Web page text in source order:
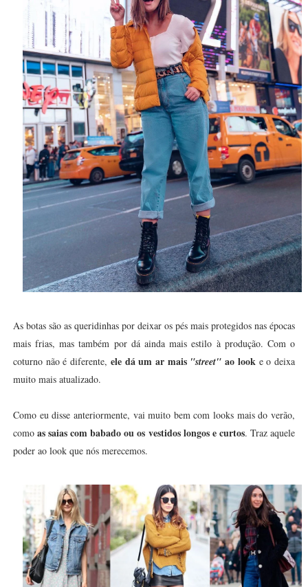
As botas são as queridinhas por deixar os pés mais protegidos nas épocas
mais frias, mas também por dá ainda mais estilo à produção. Com o
coturno não é diferente, ele dá um ar mais "street" ao looke o deixa
muito mais atualizado.
Como eu disse anteriormente, vai muito bem com looks mais do verão,
comoas saias com babado ou os vestidos longos e curtos. Traz aquele
poder ao look que nós merecemos.